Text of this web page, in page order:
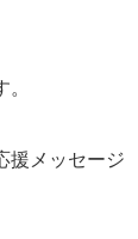
援メッセージ